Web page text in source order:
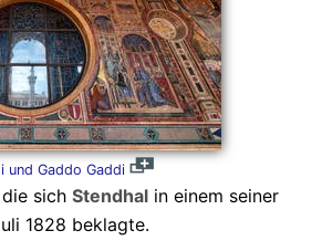
und Gaddo Gaddi
sich Stendhalin einem seiner
1828 beklagte.